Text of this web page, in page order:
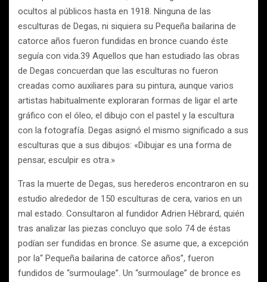
ocultos al públicos hasta en 1918. Ninguna de las
esculturas de Degas, ni siquiera su Pequeña bailarina de
catorce años fueron fundidas en bronce cuando éste
seguía con vida.39 Aquellos que han estudiado las obras
de Degas concuerdan que las esculturas no fueron
creadas como auxiliares para su pintura, aunque varios
artistas habitualmente exploraran formas de ligar el arte
gráfico con el óleo, el dibujo con el pastel y la escultura
con la fotografía. Degas asignó el mismo significado a sus
esculturas que a sus dibujos: «Dibujar es una forma de
pensar, esculpir es otra.»
Tras la muerte de Degas, sus herederos encontraron en su
estudio alrededor de 150 esculturas de cera, varios en un
mal estado. Consultaron al fundidor Adrien Hébrard, quién
tras analizar las piezas concluyo que solo 74 de éstas
podían ser fundidas en bronce. Se asume que, a excepción
por la“ Pequeña bailarina de catorce años”, fueron
fundidos de “surmoulage”. Un “surmoulage” de bronce es